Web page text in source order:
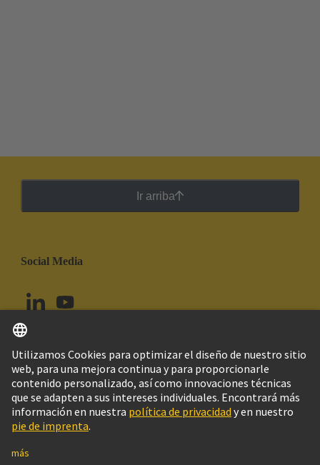
Ir arriba
Social Media
Perú Español
© Grupo Tecnológico HARTING
Imprint